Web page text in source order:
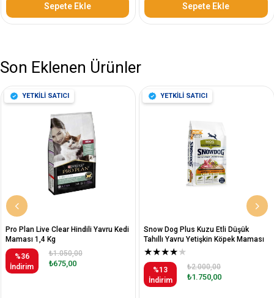
Sepete Ekle Sepete Ekle
Son Eklenen Ürünler
Pro Plan Live Clear Hindili Yavru Kedi
Maması 1,4 Kg
%36
İndirim
₺675,00
₺1.050,00
YETKİLİ SATICI
Snow Dog Plus Kuzu Etli Düşük
Tahıllı Yavru Yetişkin Köpek Maması
12 Kg
★★★★★
%13
İndirim
₺1.750,00
₺2.000,00
YETKİLİ SATICI